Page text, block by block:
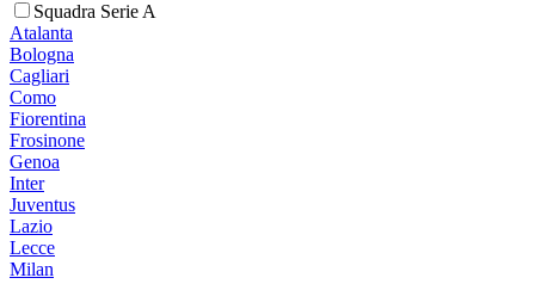
Squadra Serie A
Atalanta
Bologna
Cagliari
Como
Fiorentina
Frosinone
Genoa
Inter
Juventus
Lazio
Lecce
Milan